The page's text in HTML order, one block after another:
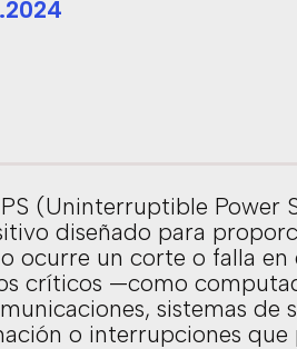
(Uninterruptible Power
diseñado para
ocurre un corte o falla
críticos —como
sistemas
o interrupciones